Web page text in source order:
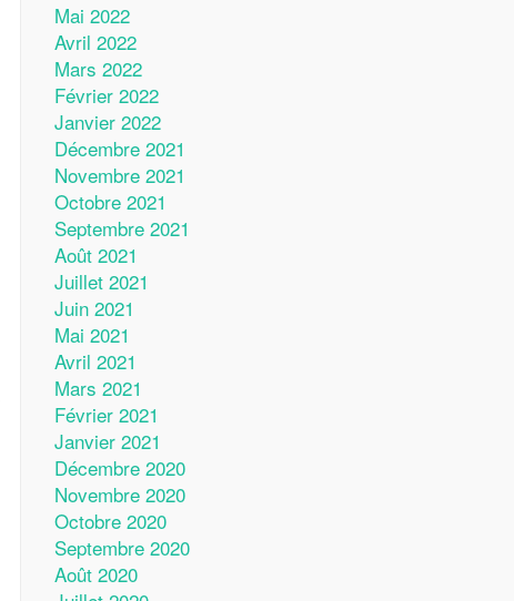
Mai 2022
Avril 2022
Mars 2022
Février 2022
Janvier 2022
Décembre 2021
Novembre 2021
Octobre 2021
Septembre 2021
Août 2021
Juillet 2021
Juin 2021
Mai 2021
Avril 2021
Mars 2021
Février 2021
Janvier 2021
Décembre 2020
Novembre 2020
Octobre 2020
Septembre 2020
Août 2020